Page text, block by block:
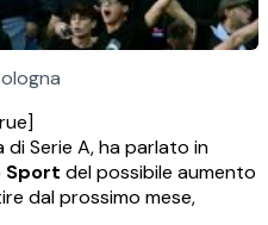
di Serie A, ha parlato in
Sport del possibile aumento
dal prossimo mese,